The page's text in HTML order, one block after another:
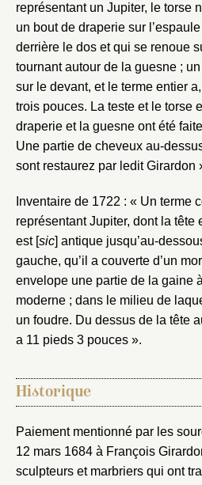
représentant un Jupiter, le torse
un bout de draperie sur
derrière le dos et qui se renoue
tournant autour de la guesne ;
sur le devant, et le terme entier
trois pouces. La teste et le torse
draperie et la guesne ont été
Une partie de cheveux au-
sont restaurez par ledit Girardon
Inventaire de 1722 : « Un terme
représentant Jupiter, dont la tête
est [ sic ] antique jusqu’au-
gauche, qu’il a couverte d’un
envelope une partie de la gaine
moderne ; dans le milieu de
un foudre. Du dessus de la tête
a 11 pieds 3 pouces ».
Historique
Paiement mentionné par les
12 mars 1684 à François
sculpteurs et marbriers qui ont